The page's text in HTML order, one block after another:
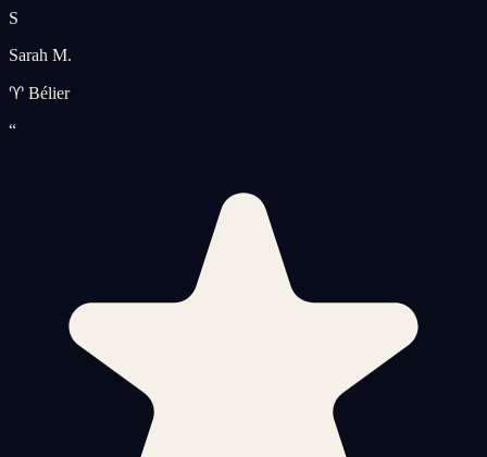
S
Sarah M.
♈ Bélier
“